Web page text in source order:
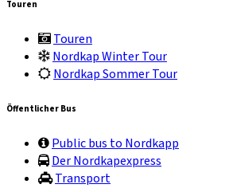
Touren
Touren
Nordkap Winter Tour
Nordkap Sommer Tour
Öffentlicher Bus
Public bus to Nordkapp
Der Nordkapexpress
Transport